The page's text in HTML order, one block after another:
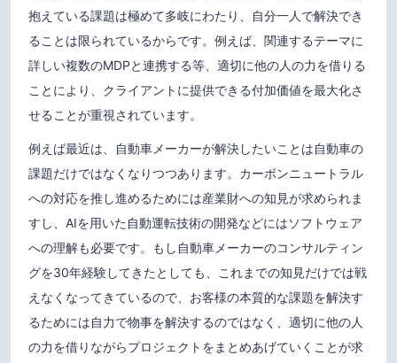
抱えている課題は極めて多岐にわたり、自分一人で解決でき
ることは限られているからです。例えば、関連するテーマに
詳しい複数のMDPと連携する等、適切に他の人の力を借りる
ことにより、クライアントに提供できる付加価値を最大化さ
せることが重視されています。
例えば最近は、自動車メーカーが解決したいことは自動車の
課題だけではなくなりつつあります。カーボンニュートラル
への対応を推し進めるためには産業財への知見が求められま
すし、AIを用いた自動運転技術の開発などにはソフトウェア
への理解も必要です。もし自動車メーカーのコンサルティン
グを30年経験してきたとしても、これまでの知見だけでは戦
えなくなってきているので、お客様の本質的な課題を解決す
るためには自力で物事を解決するのではなく、適切に他の人
の力を借りながらプロジェクトをまとめあげていくことが求